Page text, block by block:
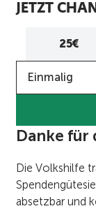
JETZT
25€
Einmalig
Danke für
Die Volkshilfe
absetzbar und